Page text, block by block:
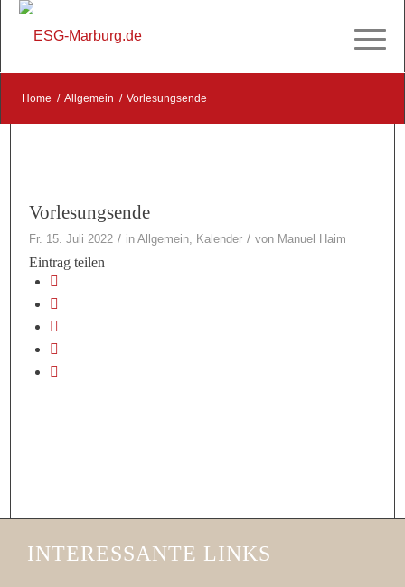
Home / Allgemein / Vorlesungsende
Vorlesungsende
Fr. 15. Juli 2022 / inAllgemein, Kalender / von Manuel Haim
Eintrag teilen
INTERESSANTE LINKS